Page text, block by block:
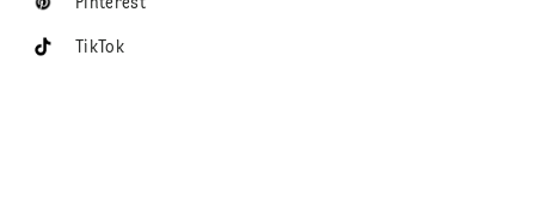
TikTok